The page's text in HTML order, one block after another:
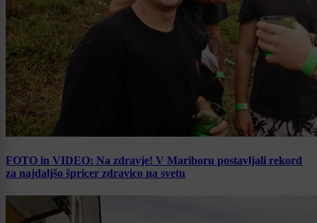
FOTO in VIDEO: Na zdravje! V Mariboru postavljali rekord
za najdaljšo špricer zdravico na svetu